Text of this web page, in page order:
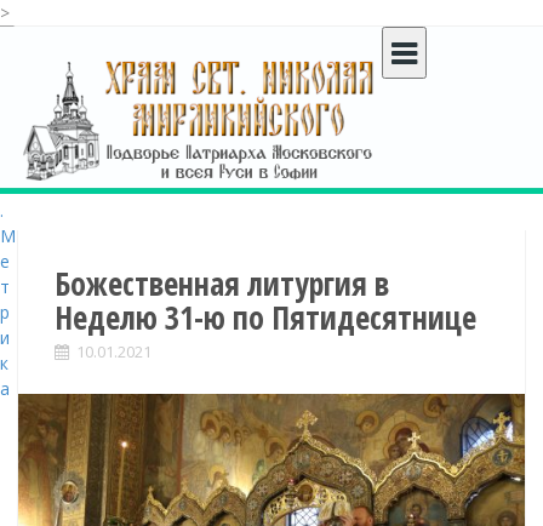
>
c
o
n
t
e
n
t
Божественная литургия в
Неделю 31-ю по Пятидесятнице
10.01.2021